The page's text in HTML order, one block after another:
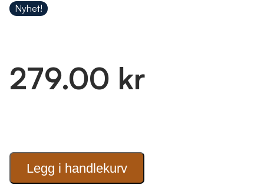
Nyhet!
279.00 kr
Legg i handlekurv